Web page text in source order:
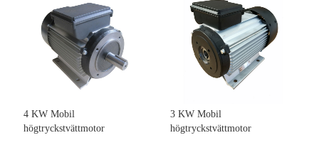
4 KW Mobil
högtryckstvättmotor
3 KW Mobil
högtryckstvättmotor